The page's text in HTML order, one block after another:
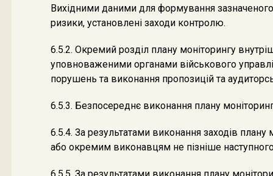
Вихідними даними для формування зазначеного
ризики, установлені заходи контролю.
6.5.2. Окремий розділ плану моніторингу
уповноваженими органами військового
порушень та виконання пропозицій та
6.5.3. Безпосереднє виконання плану
6.5.4. За результатами виконання заходів
або окремим виконавцям не пізніше